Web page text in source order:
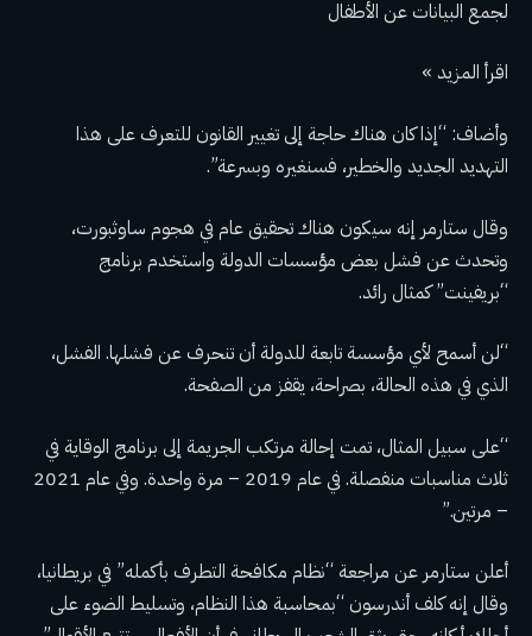
لجمع البيانات عن الأطفال
اقرأ المزيد »
وأضاف: “إذا كان هناك حاجة إلى تغيير القانون للتعرف على هذا
التهديد الجديد والخطير، فسنغيره وبسرعة”.
وقال ستارمر إنه سيكون هناك تحقيق عام في هجوم ساوثبورت،
وتحدث عن فشل بعض مؤسسات الدولة واستخدم برنامج
“بريفينت” كمثال رائد.
“لن أسمح لأي مؤسسة تابعة للدولة أن تنحرف عن فشلها. الفشل،
الذي في هذه الحالة، بصراحة، يقفز من الصفحة.
“على سبيل المثال، تمت إحالة مرتكب الجريمة إلى برنامج الوقاية في
ثلاث مناسبات منفصلة. في عام 2019 – مرة واحدة. وفي عام 2021
– مرتين.”
أعلن ستارمر عن مراجعة “نظام مكافحة التطرف بأكمله” في بريطانيا،
وقال إنه كلف أندرسون “بمحاسبة هذا النظام، وتسليط الضوء على